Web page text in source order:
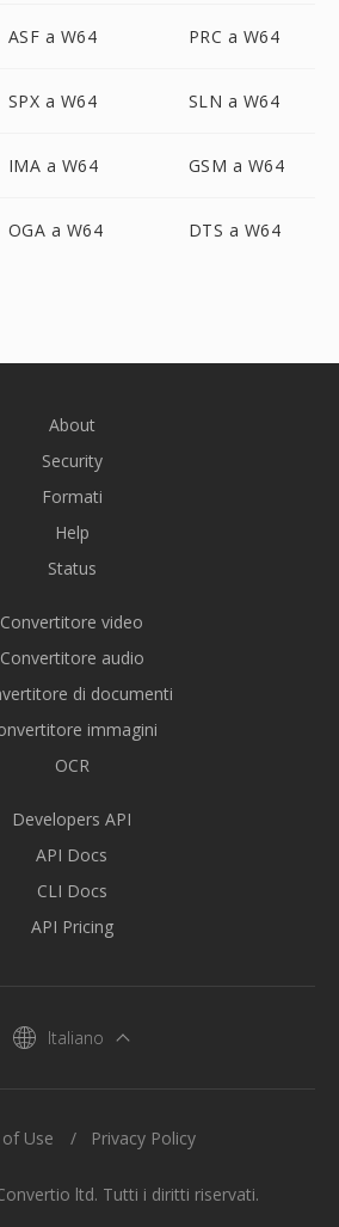
ASF a W64 PRC a W64
SPX a W64 SLN a W64
IMA a W64 GSM a W64
OGA a W64 DTS a W64
About
Security
Formati
Help
Status
Convertitore video
Convertitore audio
di documenti
immagini
OCR
Developers API
API Docs
CLI Docs
API Pricing
Italiano
ltd. Tutti i diritti riservati.
Use Privacy Policy